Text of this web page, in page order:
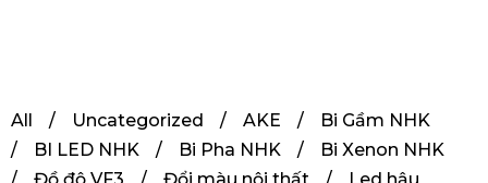
All / Uncategorized / AKE /
Bi Gầm NHK
/
BI LED NHK / Bi Pha NHK /
Bi Xenon NHK